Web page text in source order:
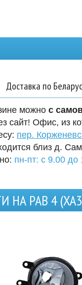
Доставка по
можно с
сайт! Офис, из
пер.
близ д.
пн-пт: с 9.00 до
НА РАВ 4